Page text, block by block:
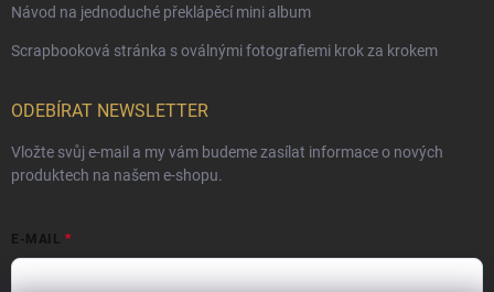
Návod na jednoduché překlápěcí mini album
Scrapbooková stránka s oválnými fotografiemi krok za krokem
ODEBÍRAT NEWSLETTER
Vložte svůj e-mail a my vám budeme zasílat informace o nových
produktech na našem e-shopu.
E-MAIL